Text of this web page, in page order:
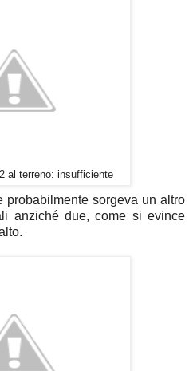
al terreno: insufficiente
probabilmente sorgeva un altro
anziché due, come si evince